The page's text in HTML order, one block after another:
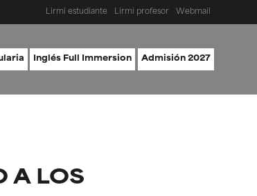
Lirmi estudiante Lirmi profesor Webmail
Inglés Full Immersion Admisión 2027
A LOS